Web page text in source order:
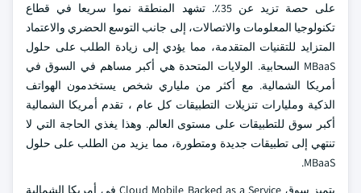
على حصة تزيد عن 35٪. تشهد المنطقة نموا سريعا في قطاع
تكنولوجيا المعلومات والاتصالات، إلى جانب التوسع الحضري والاعتماد
المتزايد للتقنيات المتقدمة، مما يؤدي إلى زيادة الطلب على حلول
MBaaS السحابية. الولايات المتحدة هي أكبر مساهم في السوق في
أمريكا الشمالية. مع أكثر من ملياري شخص يستخدمون الهواتف
الذكية ومليارات تنزيلات التطبيقات كل عام ، تقدم أمريكا الشمالية
أكبر سوق للتطبيقات على مستوى العالم. وهذا يغذي الحاجة التي لا
تنتهي إلى تطبيقات جديدة ومتطورة، مما يزيد من الطلب على حلول
MBaaS.
يتميز سوق Cloud Mobile Backed as a Service في أمريكا الشمالية